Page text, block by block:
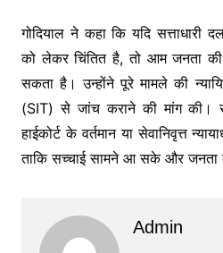
गोदियाल ने कहा कि यदि सत्ताधारी
को लेकर चिंतित है, तो आम जनता की
सकता है। उन्होंने पूरे मामले की
(SIT) से जांच कराने की मांग की।
हाईकोर्ट के वर्तमान या सेवानिवृत्त
ताकि सच्चाई सामने आ सके और जनता
Admin